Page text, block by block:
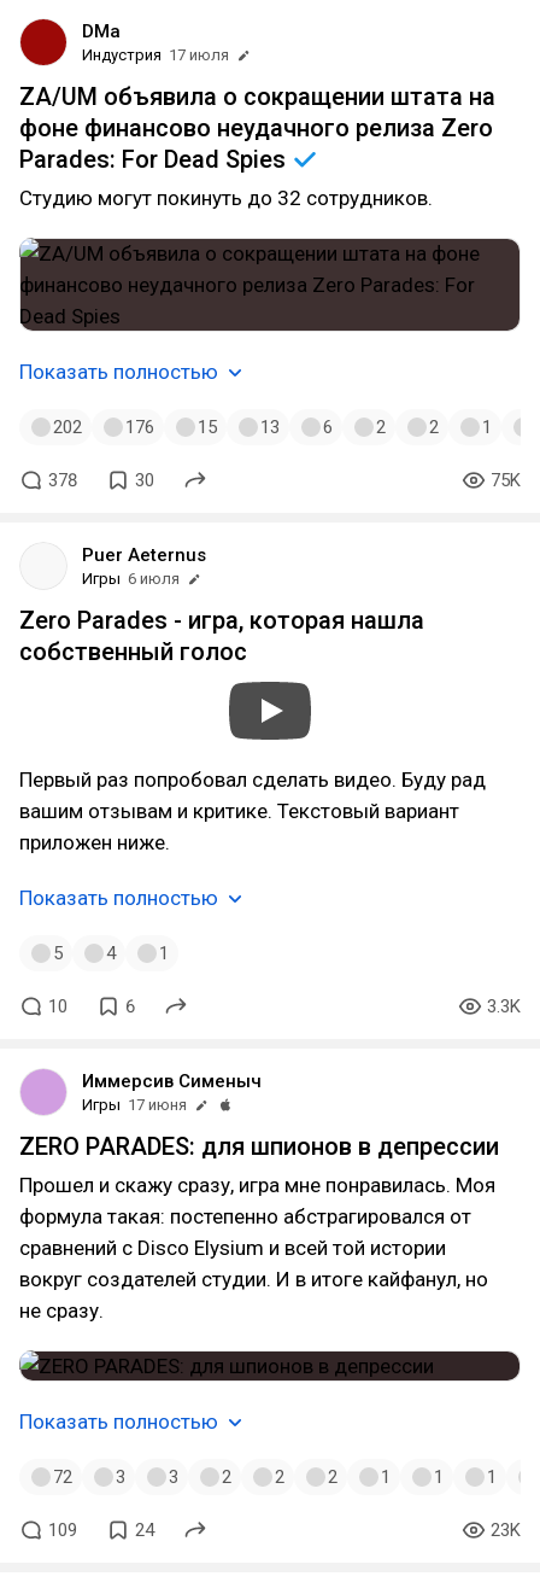
DMa
Индустрия 17 июля
ZA/UM объявила о сокращении штата на
фоне финансово неудачного релиза Zero
Parades: For Dead Spies
Студию могут покинуть до 32 сотрудников.
Показать полностью
202 176 15 13 6 2 2 1
378 30 75K
Puer Aeternus
Игры 6 июля
Zero Parades - игра, которая нашла
собственный голос
Первый раз попробовал сделать видео. Буду рад
вашим отзывам и критике. Текстовый вариант
приложен ниже.
Показать полностью
5 4 1
10 6 3.3K
Иммерсив Сименыч
Игры 17 июня
ZERO PARADES: для шпионов в депрессии
Прошел и скажу сразу, игра мне понравилась. Моя
формула такая: постепенно абстрагировался от
сравнений с Disco Elysium и всей той истории
вокруг создателей студии. И в итоге кайфанул, но
не сразу.
Показать полностью
72 3 3 2 2 2 1 1 1
109 24 23K